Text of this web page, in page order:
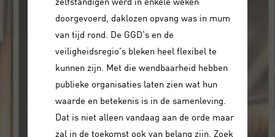
doorgevoerd, daklozen opvang was in mum
van tijd rond. De GGD’s en de
veiligheidsregio’s bleken heel flexibel te
kunnen zijn. Met die wendbaarheid hebben
publieke organisaties laten zien wat hun
waarde en betekenis is in de samenleving.
Dat is niet alleen vandaag aan de orde maar
zal in de toekomst ook van belang zijn. Zoek